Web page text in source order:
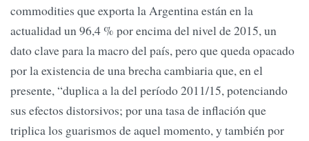
commodities que exporta la Argentina están en la
actualidad un 96,4 % por encima del nivel de 2015, un
dato clave para la macro del país, pero que queda opacado
por la existencia de una brecha cambiaria que, en el
presente, “duplica a la del período 2011/15, potenciando
sus efectos distorsivos; por una tasa de inflación que
triplica los guarismos de aquel momento, y también por